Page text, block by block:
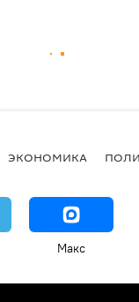
ЭКОНОМИКА
Макс